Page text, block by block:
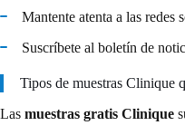
Mantente atenta a las redes
Suscríbete al boletín de
Tipos de muestras Clinique
Las muestras gratis Clinique